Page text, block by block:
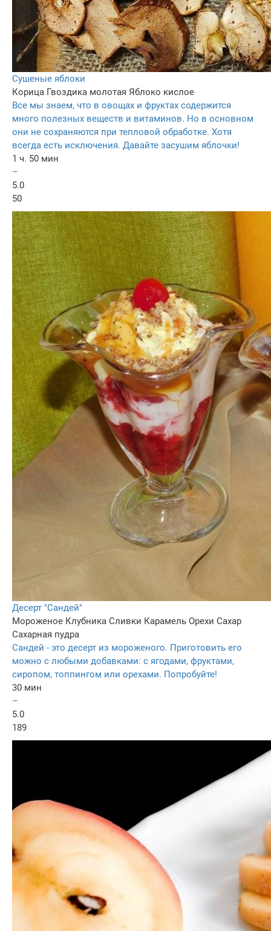
Cушеные яблоки
Корица Гвоздика молотая Яблоко кислое
Все мы знаем, что в овощах и фруктах содержится
много полезных веществ и витаминов. Но в основном
они не сохраняются при тепловой обработке. Хотя
всегда есть исключения. Давайте засушим яблочки!
1 ч. 50 мин
–
5.0
50
Десерт "Сандей"
Мороженое Клубника Сливки Карамель Орехи Сахар
Сахарная пудра
Сандей - это десерт из мороженого. Приготовить его
можно с любыми добавками: с ягодами, фруктами,
сиропом, топпингом или орехами. Попробуйте!
30 мин
–
5.0
189